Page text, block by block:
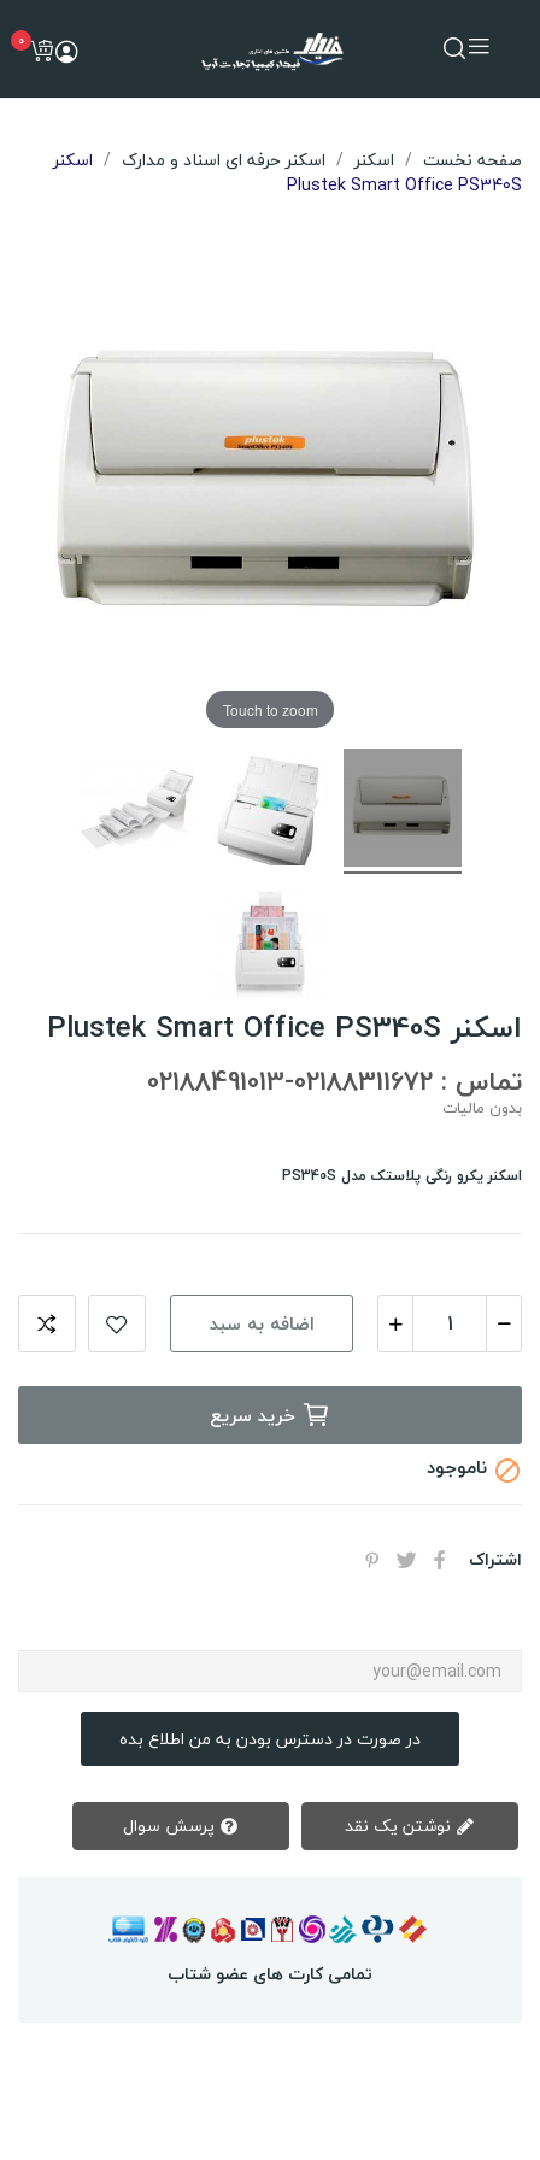
0
صفحه نخست اسکنر اسکنر حرفه ای اسناد و مدارک
اسکنر
Plustek Smart Office PS340S
Touch to zoom
اسکنر Plustek Smart Office PS340S
تماس : 02188311672-02188491013
بدون مالیات
اسکنر یکرو رنگی پلاستک مدل PS340S
اضافه به سبد
خرید سریع
 ناموجود
اشتراک
در صورت در دسترس بودن به من اطلاع بده
تمامی کارت های عضو شتاب